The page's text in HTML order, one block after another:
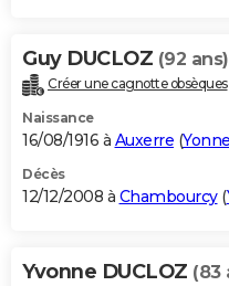
Guy DUCLOZ (92 ans)
Créer une cagnotte obsèques
Naissance
16/08/1916 à Auxerre (Yonne
Décès
12/12/2008 à Chambourcy(
Yvonne DUCLOZ (83